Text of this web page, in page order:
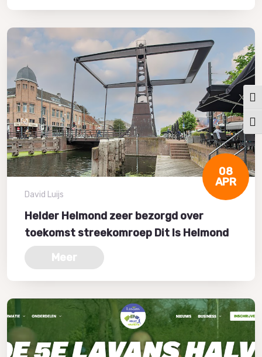
08
APR
David Luijs
Helder Helmond zeer bezorgd over
toekomst streekomroep Dit Is Helmond
Meer